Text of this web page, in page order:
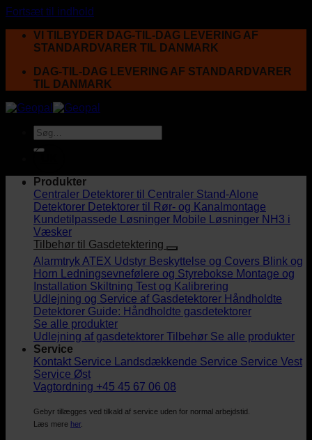
Fortsæt til indhold
VI TILBYDER DAG-TIL-DAG LEVERING AF
STANDARDVARER TIL DANMARK
DAG-TIL-DAG LEVERING AF STANDARDVARER
TIL DANMARK
Produkter
Centraler Detektorer til Centraler Stand-Alone
Detektorer Detektorer til Rør- og Kanalmontage
Kundetilpassede Løsninger Mobile Løsninger NH3 i
Væsker
Tilbehør til Gasdetektering
AlarmtrykATEX Udstyr Beskyttelse og Covers Blink og
Horn
Ledningsevnefølere og Styrebokse Montage og
Installation Skiltning Test og Kalibrering
Udlejning og Service af Gasdetektorer Håndholdte
Detektorer Guide: Håndholdte gasdetektorer
Se alle produkter
Udlejning af gasdetektorer Tilbehør Se alle produkter
Service
Kontakt Service
Landsdækkende Service Service Vest
Service Øst
Vagtordning +45 45 67 06 08
Gebyr tillægges ved tilkald af service uden for normal arbejdstid.
Læs mere her.